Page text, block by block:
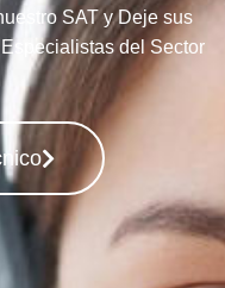
SAT y Deje sus
del Sector